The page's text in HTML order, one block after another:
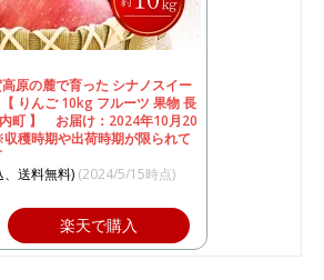
高原の麓で育った シナノスイー
りんご 10kg フルーツ 果物 長
町 】 お届け：2024年10月20
穫時期や出荷時期が限られて
送料無料) (2024/5/15時点)
楽天で購入